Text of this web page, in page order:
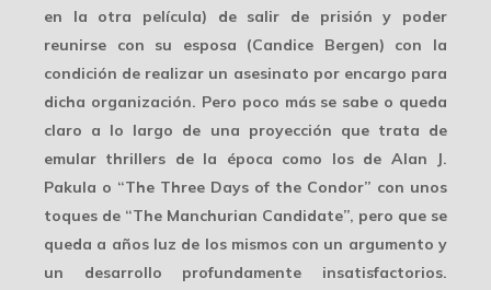
en la otra película) de salir de prisión y poder
reunirse con su esposa (Candice Bergen) con la
condición de realizar un asesinato por encargo para
dicha organización. Pero poco más se sabe o queda
claro a lo largo de una proyección que trata de
emular thrillers de la época como los de Alan J.
Pakula o “The Three Days of the Condor” con unos
toques de “The Manchurian Candidate”, pero que se
queda a años luz de los mismos con un argumento y
un desarrollo profundamente insatisfactorios.